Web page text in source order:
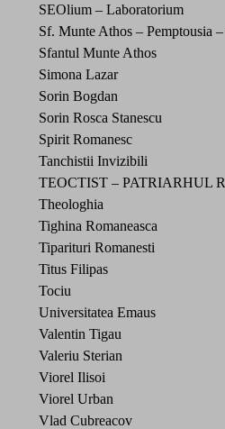
SEOlium – Laboratorium
Sf. Munte Athos – Pemptousia
Sfantul Munte Athos
Simona Lazar
Sorin Bogdan
Sorin Rosca Stanescu
Spirit Romanesc
Tanchistii Invizibili
TEOCTIST – PATRIARHUL
Theologhia
Tighina Romaneasca
Tiparituri Romanesti
Titus Filipas
Tociu
Universitatea Emaus
Valentin Tigau
Valeriu Sterian
Viorel Ilisoi
Viorel Urban
Vlad Cubreacov